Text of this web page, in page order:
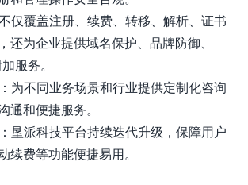
仅覆盖注册、续费、转移、解析、证书
还为企业提供域名保护、品牌防御、
服务。
为不同业务场景和行业提供定制化咨询
通和便捷服务。
垦派科技平台持续迭代升级，保障用户
续费等功能便捷易用。